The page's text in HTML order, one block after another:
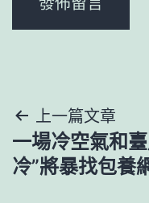
文
章
上一篇文章
一場冷空氣和
冷”將暴找包養